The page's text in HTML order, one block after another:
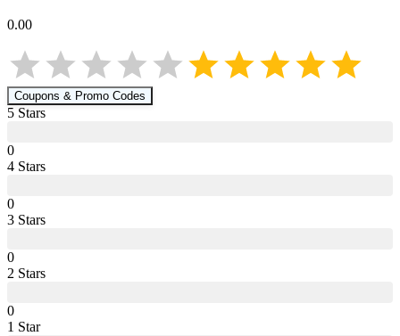
0.00
Coupons & Promo Codes
5 Stars
0
4 Stars
0
3 Stars
0
2 Stars
0
1 Star